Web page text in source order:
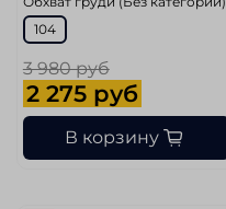
104
3 980 руб
2 275 руб
В корзину